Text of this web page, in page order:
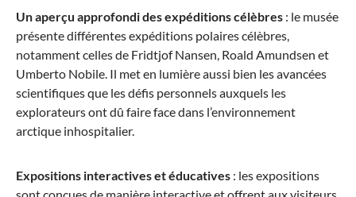
Un aperçu approfondi des expéditions célèbres : le musée
présente différentes expéditions polaires célèbres,
notamment celles de Fridtjof Nansen, Roald Amundsen et
Umberto Nobile. Il met en lumière aussi bien les avancées
scientifiques que les défis personnels auxquels les
explorateurs ont dû faire face dans l’environnement
arctique inhospitalier.
Expositions interactives et éducatives : les expositions